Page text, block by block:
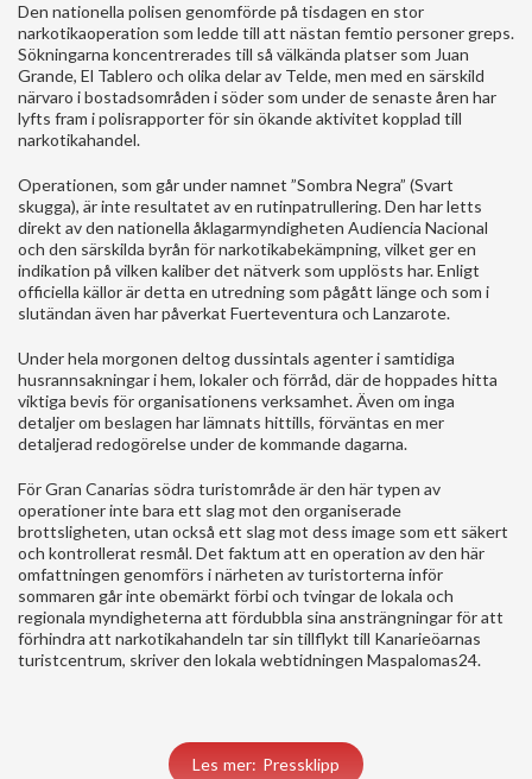
Den nationella polisen genomförde på tisdagen en stor
narkotikaoperation som ledde till att nästan femtio personer greps.
Sökningarna koncentrerades till så välkända platser som Juan
Grande, El Tablero och olika delar av Telde, men med en särskild
närvaro i bostadsområden i söder som under de senaste åren har
lyfts fram i polisrapporter för sin ökande aktivitet kopplad till
narkotikahandel.
Operationen, som går under namnet ”Sombra Negra” (Svart
skugga), är inte resultatet av en rutinpatrullering. Den har letts
direkt av den nationella åklagarmyndigheten Audiencia Nacional
och den särskilda byrån för narkotikabekämpning, vilket ger en
indikation på vilken kaliber det nätverk som upplösts har. Enligt
officiella källor är detta en utredning som pågått länge och som i
slutändan även har påverkat Fuerteventura och Lanzarote.
Under hela morgonen deltog dussintals agenter i samtidiga
husrannsakningar i hem, lokaler och förråd, där de hoppades hitta
viktiga bevis för organisationens verksamhet. Även om inga
detaljer om beslagen har lämnats hittills, förväntas en mer
detaljerad redogörelse under de kommande dagarna.
För Gran Canarias södra turistområde är den här typen av
operationer inte bara ett slag mot den organiserade
brottsligheten, utan också ett slag mot dess image som ett säkert
och kontrollerat resmål. Det faktum att en operation av den här
omfattningen genomförs i närheten av turistorterna inför
sommaren går inte obemärkt förbi och tvingar de lokala och
regionala myndigheterna att fördubbla sina ansträngningar för att
förhindra att narkotikahandeln tar sin tillflykt till Kanarieöarnas
turistcentrum, skriver den lokala webtidningen Maspalomas24.
Les mer: Pressklipp